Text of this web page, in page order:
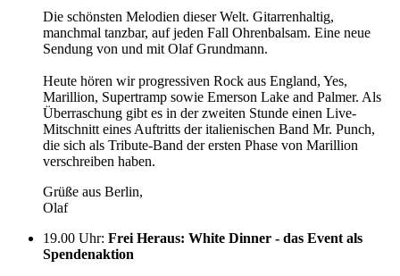
Die schönsten Melodien dieser Welt. Gitarrenhaltig,
manchmal tanzbar, auf jeden Fall Ohrenbalsam. Eine neue
Sendung von und mit Olaf Grundmann.
Heute hören wir progressiven Rock aus England, Yes,
Marillion, Supertramp sowie Emerson Lake and Palmer. Als
Überraschung gibt es in der zweiten Stunde einen Live-
Mitschnitt eines Auftritts der italienischen Band Mr. Punch,
die sich als Tribute-Band der ersten Phase von Marillion
verschreiben haben.
Grüße aus Berlin,
Olaf
19.00 Uhr: Frei Heraus: White Dinner - das Event als
Spendenaktion